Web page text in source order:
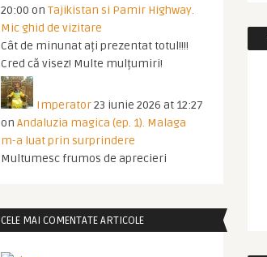
20:00 on Tajikistan si Pamir Highway.
Mic ghid de vizitare
Cât de minunat ați prezentat totul!!!!
Cred că visez! Multe mulțumiri!
Imperator23 iunie 2026 at 12:27
on Andaluzia magica (ep. 1). Malaga
m-a luat prin surprindere
Multumesc frumos de aprecieri
CELE MAI COMENTATE ARTICOLE